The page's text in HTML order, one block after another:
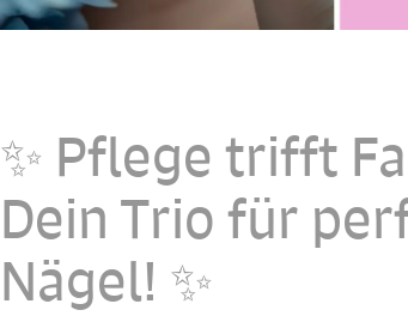
✨ Pflege trifft
Dein Trio für
Nägel! ✨